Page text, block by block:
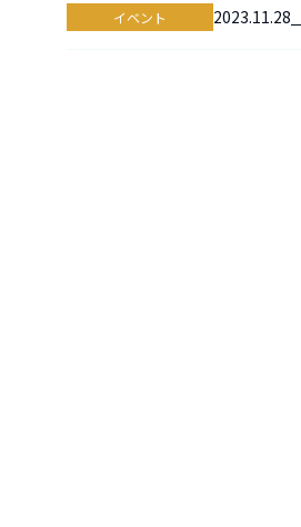
イベント 2023.11.28